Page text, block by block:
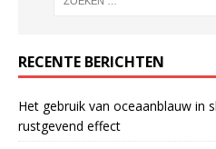
RECENTE BERICHTEN
Het gebruik van oceaanblauw in
rustgevend effect